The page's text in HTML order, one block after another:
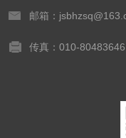
邮箱：
传真：010-80483646